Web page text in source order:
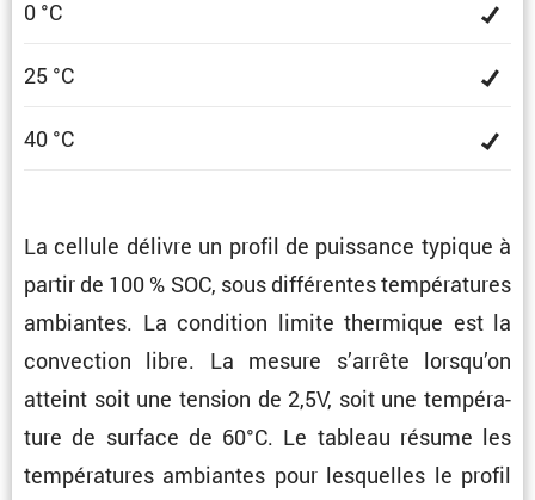
0 °C
25 °C
40 °C
La cellule délivre un profil de puissance typique à
partir de 100 % SOC, sous diffé­rentes tempé­ra­tures
ambiantes. La condi­tion limite thermique est la
convec­tion libre. La mesure s’arrête lorsqu’on
atteint soit une tension de 2,5V, soit une tempé­ra­
ture de surface de 60°C. Le tableau résume les
tempé­ra­tures ambiantes pour lesquelles le profil